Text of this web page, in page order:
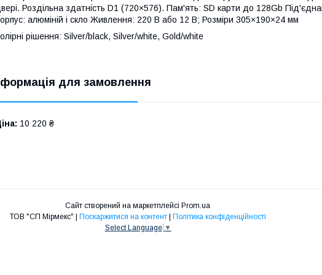
Роздільна здатність D1 (720×576). Пам'ять: SD карти до 128Gb
алюміній і скло Живлення: 220 В або 12 В; Розміри 305×190×24 мм
рішення: Silver/black, Silver/white, Gold/white
для замовлення
10 220 ₴
Сайт створений на маркетплейсі Prom.ua
ТОВ "СП Мірмекс" | Поскаржитися на контент | Політика конфіденційності
Select Language ▼